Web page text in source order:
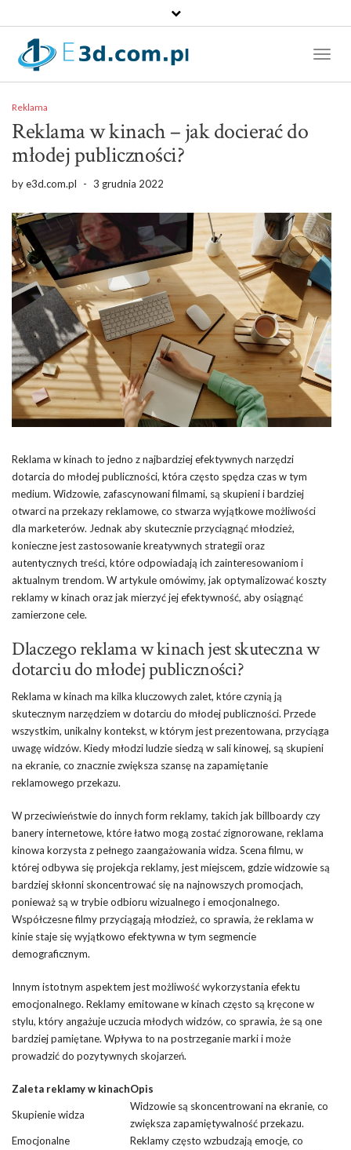
Reklama
Reklama w kinach – jak docierać do
młodej publiczności?
bye3d.com.pl - 3 grudnia 2022
Reklama w kinach to jedno z najbardziej efektywnych narzędzi
dotarcia do młodej publiczności, która często spędza czas w tym
medium. Widzowie, zafascynowani filmami, są skupieni i bardziej
otwarci na przekazy reklamowe, co stwarza wyjątkowe możliwości
dla marketerów. Jednak aby skutecznie przyciągnąć młodzież,
konieczne jest zastosowanie kreatywnych strategii oraz
autentycznych treści, które odpowiadają ich zainteresowaniom i
aktualnym trendom. W artykule omówimy, jak optymalizować koszty
reklamy w kinach oraz jak mierzyć jej efektywność, aby osiągnąć
zamierzone cele.
Dlaczego reklama w kinach jest skuteczna w
dotarciu do młodej publiczności?
Reklama w kinach ma kilka kluczowych zalet, które czynią ją
skutecznym narzędziem w dotarciu do młodej publiczności. Przede
wszystkim, unikalny kontekst, w którym jest prezentowana, przyciąga
uwagę widzów. Kiedy młodzi ludzie siedzą w sali kinowej, są skupieni
na ekranie, co znacznie zwiększa szansę na zapamiętanie
reklamowego przekazu.
W przeciwieństwie do innych form reklamy, takich jak billboardy czy
banery internetowe, które łatwo mogą zostać zignorowane, reklama
kinowa korzysta z pełnego zaangażowania widza. Scena filmu, w
której odbywa się projekcja reklamy, jest miejscem, gdzie widzowie są
bardziej skłonni skoncentrować się na najnowszych promocjach,
ponieważ są w trybie odbioru wizualnego i emocjonalnego.
Współczesne filmy przyciągają młodzież, co sprawia, że reklama w
kinie staje się wyjątkowo efektywna w tym segmencie
demograficznym.
Innym istotnym aspektem jest możliwość wykorzystania efektu
emocjonalnego. Reklamy emitowane w kinach często są kręcone w
stylu, który angażuje uczucia młodych widzów, co sprawia, że są one
bardziej pamiętane. Wpływa to na postrzeganie marki i może
prowadzić do pozytywnych skojarzeń.
Zaleta reklamy w kinachOpis
Skupienie widza
Widzowie są skoncentrowani na ekranie, co
zwiększa zapamiętywalność przekazu.
Emocjonalne
Reklamy często wzbudzają emocje, co